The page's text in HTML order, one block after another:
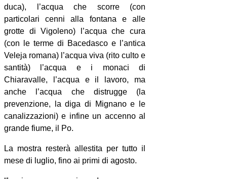
duca), l’acqua che scorre (con
particolari cenni alla fontana e alle
grotte di Vigoleno) l’acqua che cura
(con le terme di Bacedasco e l’antica
Veleja romana) l’acqua viva (rito culto e
santità) l’acqua e i monaci di
Chiaravalle, l’acqua e il lavoro, ma
anche l’acqua che distrugge (la
prevenzione, la diga di Mignano e le
canalizzazioni) e infine un accenno al
grande fiume, il Po.
La mostra resterà allestita per tutto il
mese di luglio, fino ai primi di agosto.